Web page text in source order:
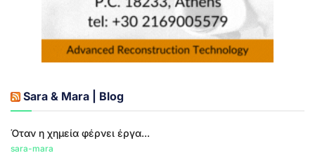
Sara & Mara | Blog
Όταν η χημεία φέρνει έργα...
sara-mara